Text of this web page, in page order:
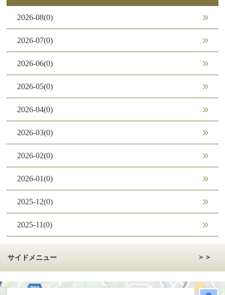
2026-08(0)
2026-07(0)
2026-06(0)
2026-05(0)
2026-04(0)
2026-03(0)
2026-02(0)
2026-01(0)
2025-12(0)
2025-11(0)
2025-09(0)
サイドメニュー